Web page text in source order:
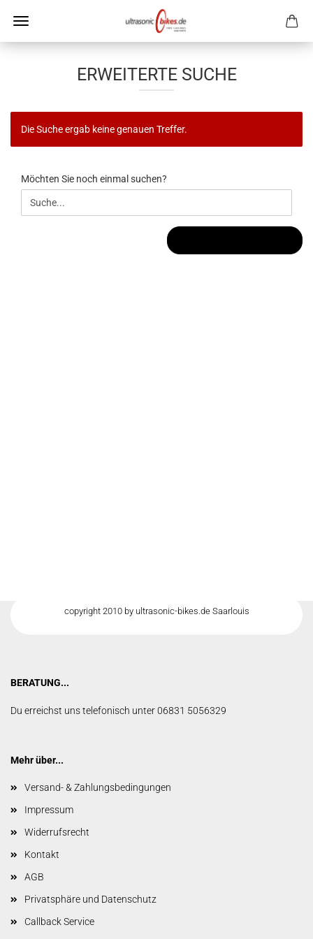
ERWEITERTE SUCHE
Die Suche ergab keine genauen Treffer.
MÖCHTEN
SIE
NOCH
Möchten Sie noch einmal suchen?
copyright 2010 by ultrasonic-bikes.de Saarlouis
BERATUNG...
Du erreichst uns telefonisch unter 06831 5056329
Mehr über...
Versand- & Zahlungsbedingungen
Impressum
Widerrufsrecht
Kontakt
AGB
Privatsphäre und Datenschutz
Callback Service